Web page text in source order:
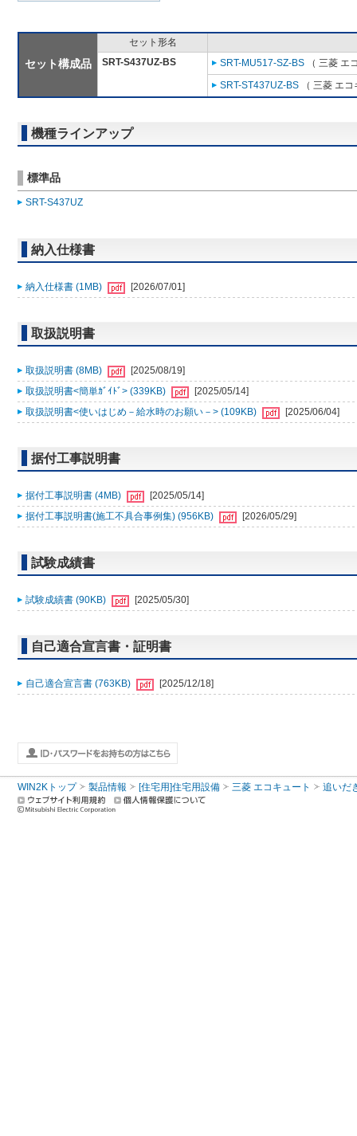
セット構成品
セット形名
SRT-S437UZ-BS
SRT-MU517-SZ-BS （ 三菱 エ
SRT-ST437UZ-BS （ 三菱 エ
機種ラインアップ
標準品
SRT-S437UZ
納入仕様書
納入仕様書 (1MB) [2026/07/01]
取扱説明書
取扱説明書 (8MB)
[2025/08/19]
取扱説明書<簡単ｶﾞｲﾄﾞ> (339KB)
[2025/05/14]
取扱説明書<使いはじめ－給水時のお願い－> (109KB)
[2025/06/04]
据付工事説明書
据付工事説明書 (4MB)
[2025/05/14]
据付工事説明書(施工不具合事例集) (956KB)
[2026/05/29]
試験成績書
試験成績書 (90KB) [2025/05/30]
自己適合宣言書・証明書
自己適合宣言書 (763KB) [2025/12/18]
WIN2Kトップ 製品情報 [住宅用]住宅用設備 三菱 エコキュート 追いだ